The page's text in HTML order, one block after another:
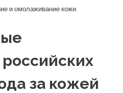
и омолаживание кожи.
за кожей